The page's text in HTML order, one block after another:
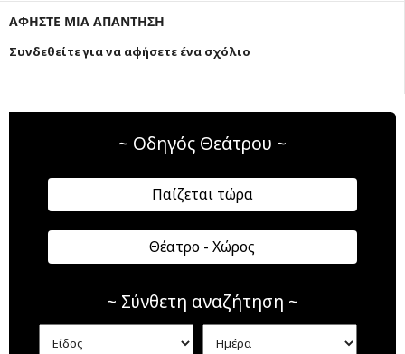
ΑΦΗΣΤΕ ΜΙΑ ΑΠΑΝΤΗΣΗ
Συνδεθείτε για να αφήσετε ένα σχόλιο
~ Οδηγός Θεάτρου ~
Παίζεται τώρα
Θέατρο - Χώρος
~ Σύνθετη αναζήτηση ~